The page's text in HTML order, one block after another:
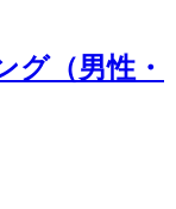
グ（男性・